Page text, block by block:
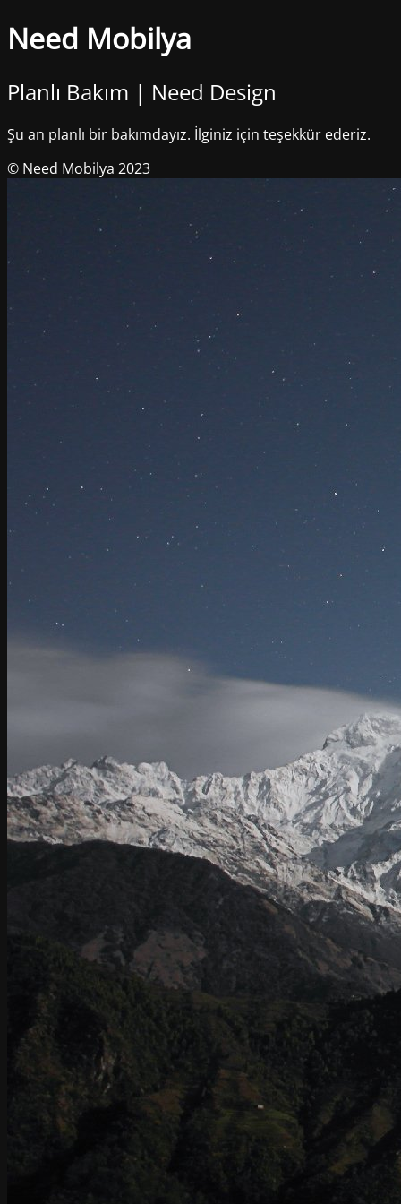
Need Mobilya
Planlı Bakım | Need Design
Şu an planlı bir bakımdayız. İlginiz için teşekkür ederiz.
© Need Mobilya 2023